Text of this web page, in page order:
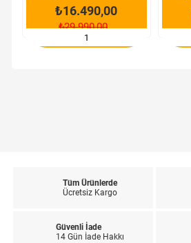
Teşhir
₺16.490,00
₺29.990,00
SEPETE EKLE
Tüm Ürünlerde
Ücretsiz Kargo
Güvenli İade
14 Gün İade Hakkı